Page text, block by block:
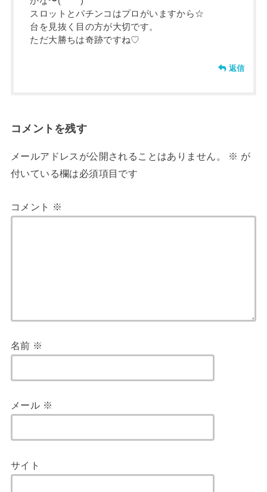
スロットとパチンコはプロがいますから☆
台を見抜く目の方が大切です。
ただ大勝ちは奇跡ですね♡
返信
コメントを残す
メールアドレスが公開されることはありません。 ※ が
付いている欄は必須項目です
コメント ※
名前 ※
メール ※
サイト